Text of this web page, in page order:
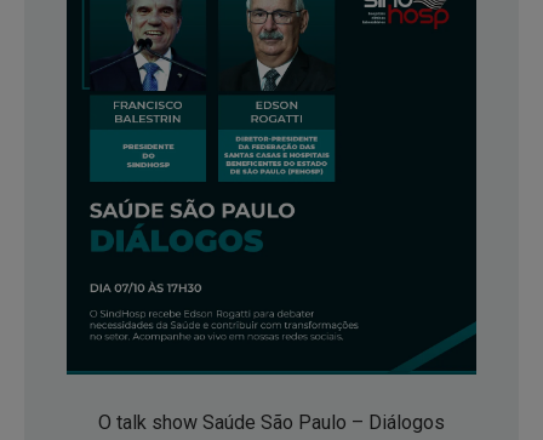
O talk show Saúde São Paulo – Diálogos